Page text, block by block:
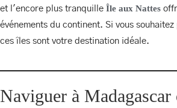
et l'encore plus tranquille Île aux Nattes
événements du continent. Si vous souhaitez
ces îles sont votre destination idéale.
Naviguer à